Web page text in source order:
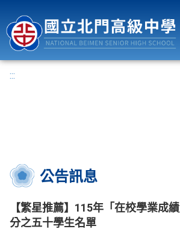
:::
公告訊息
【繁星推薦】115年「在校學業成
分之五十學生名單